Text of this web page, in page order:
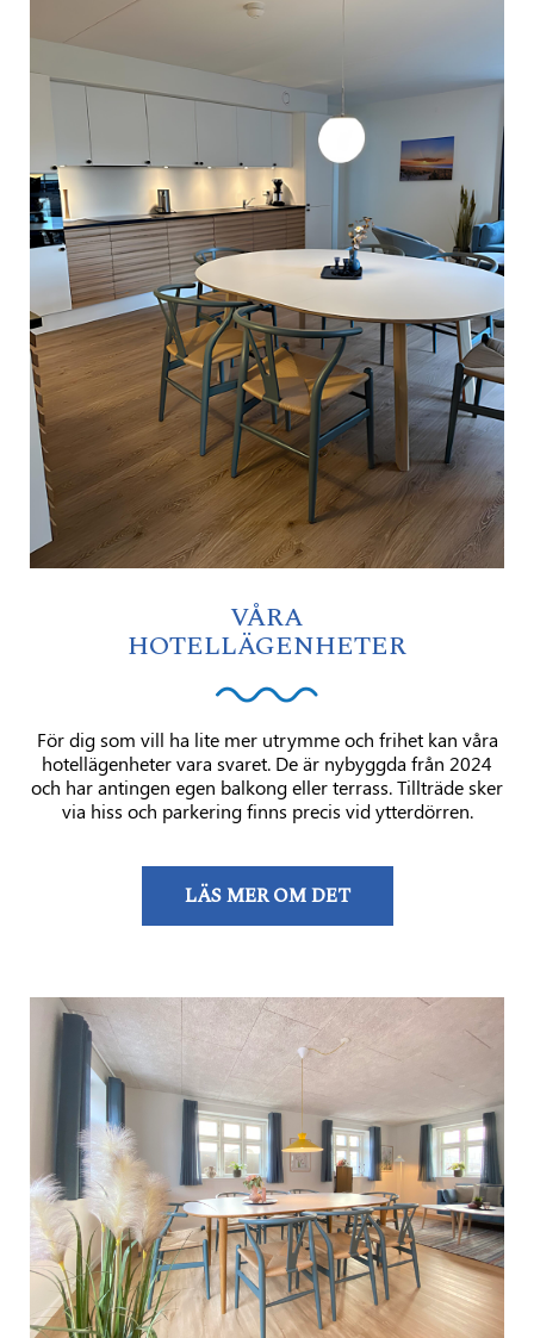
VÅRA
HOTELLÄGENHETER
För dig som vill ha lite mer utrymme och frihet kan våra
hotellägenheter vara svaret. De är nybyggda från 2024
och har antingen egen balkong eller terrass. Tillträde sker
via hiss och parkering finns precis vid ytterdörren.
LÄS MER OM DET